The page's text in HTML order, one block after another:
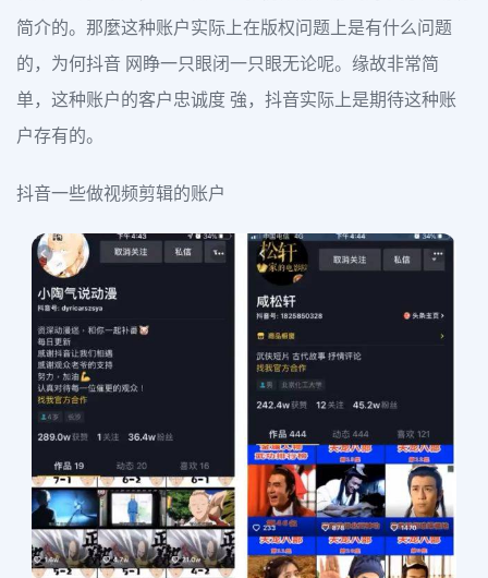
简介的。那麼这种账户实际上在版权问题上是有什么问题
的，为何抖音 网睁一只眼闭一只眼无论呢。缘故非常简
单，这种账户的客户忠诚度 強，抖音实际上是期待这种账
户存有的。
抖音一些做视频剪辑的账户